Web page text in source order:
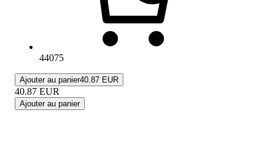
44075
Ajouter au panier40.87 EUR
40.87 EUR
Ajouter au panier